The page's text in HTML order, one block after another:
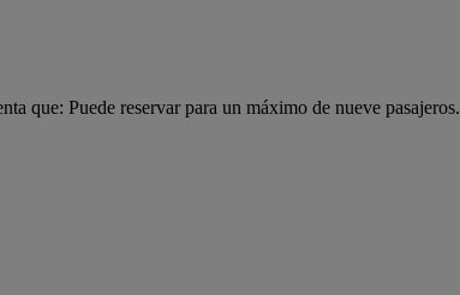
que: Puede reservar para un máximo de nueve pasajeros.